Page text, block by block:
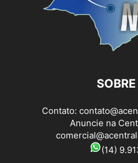
Contato:
Anuncie na
(14)